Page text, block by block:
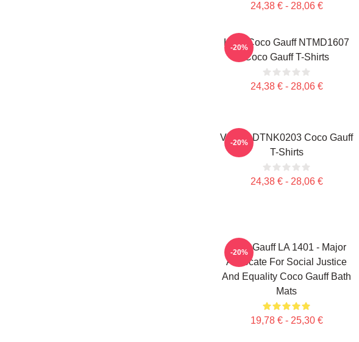
24,38 € - 28,06 €
Love Coco Gauff NTMD1607
Coco Gauff T-Shirts
24,38 € - 28,06 €
-20%
Victory DTNK0203 Coco Gauff
T-Shirts
24,38 € - 28,06 €
-20%
Coco Gauff LA 1401 - Major
Advocate For Social Justice
And Equality Coco Gauff Bath
Mats
19,78 € - 25,30 €
-20%